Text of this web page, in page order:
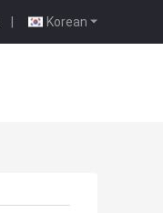
Korean
|